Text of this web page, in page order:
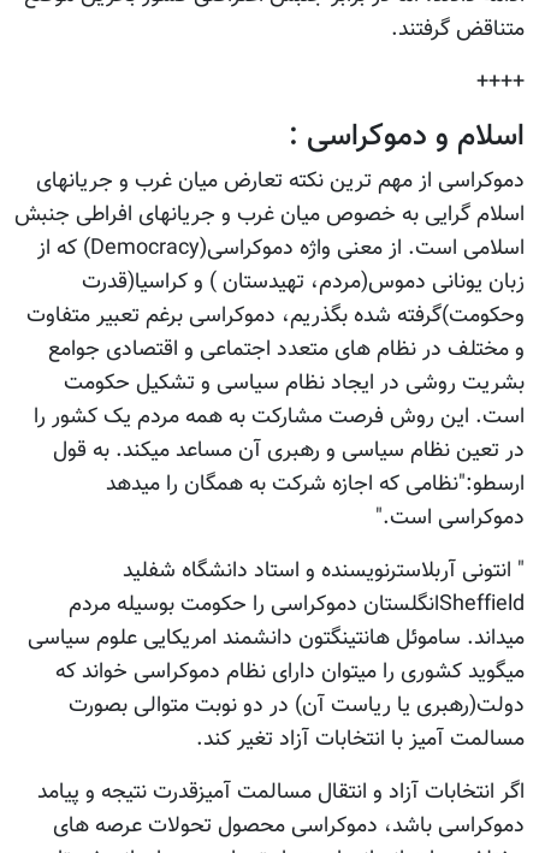
متناقض گرفتند.
++++
اسلام و دموکراسی :
دموکراسی از مهم ترین نکته تعارض میان غرب و جریانهای
اسلام گرایی به خصوص میان غرب و جریانهای افراطی جنبش
اسلامی است. از معنی واژه دموکراسی(Democracy) که از
زبان یونانی دموس(مردم، تهیدستان ) و کراسیا(قدرت
وحکومت)گرفته شده بگذریم، دموکراسی برغم تعبیر متفاوت
و مختلف در نظام های متعدد اجتماعی و اقتصادی جوامع
بشریت روشی در ایجاد نظام سیاسی و تشکیل حکومت
است. این روش فرصت مشارکت به همه مردم یک کشور را
در تعین نظام سیاسی و رهبری آن مساعد میکند. به قول
ارسطو:"نظامی که اجازه شرکت به همگان را میدهد
دموکراسی است."
" انتونی آربلاسترنویسنده و استاد دانشگاه شفلید
Sheffieldانگلستان دموکراسی را حکومت بوسیله مردم
میداند. ساموئل هانتینگتون دانشمند امریکایی علوم سیاسی
میگوید کشوری را میتوان دارای نظام دموکراسی خواند که
دولت(رهبری یا ریاست آن) در دو نوبت متوالی بصورت
مسالمت آمیز با انتخابات آزاد تغیر کند.
اگر انتخابات آزاد و انتقال مسالمت آمیزقدرت نتیجه و پیامد
دموکراسی باشد، دموکراسی محصول تحولات عرصه های